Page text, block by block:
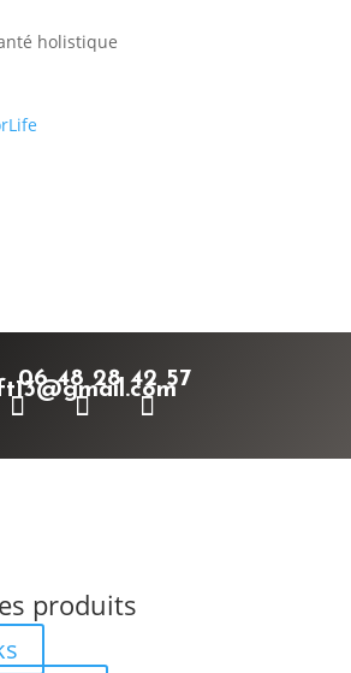
holistique
06 48 28 42 57
produits